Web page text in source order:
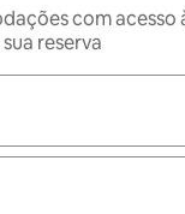
com acesso
reserva
estiverem